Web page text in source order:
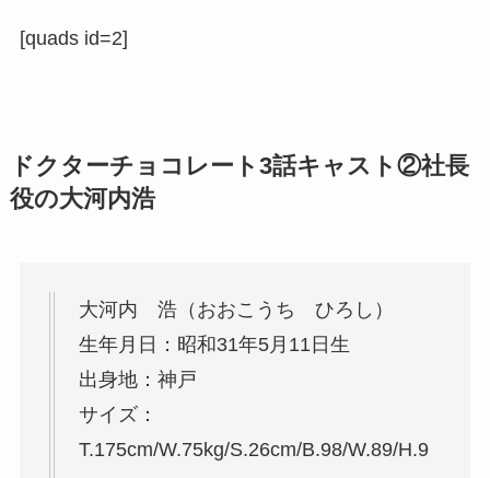
[quads id=2]
ドクターチョコレート3話キャスト②社長
役の大河内浩
大河内 浩（おおこうち ひろし）
生年月日：昭和31年5月11日生
出身地：神戸
サイズ：
T.175cm/W.75kg/S.26cm/B.98/W.89/H.9